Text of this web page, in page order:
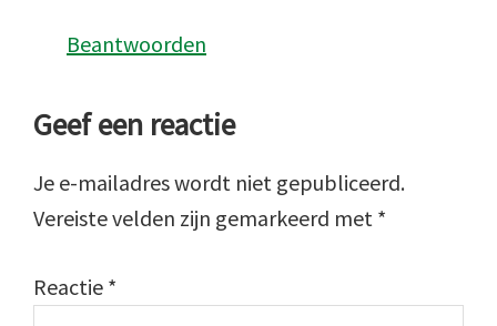
Beantwoorden
Geef een reactie
Je e-mailadres wordt niet gepubliceerd.
Vereiste velden zijn gemarkeerd met *
Reactie *